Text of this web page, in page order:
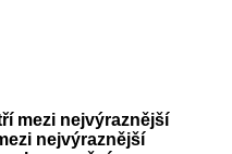
mezi nejvýraznější
nejvýraznější